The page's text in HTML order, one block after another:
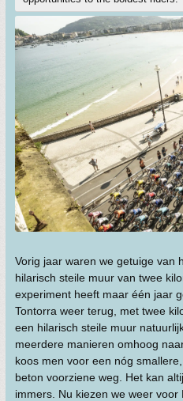
Vorig jaar waren we getuige van
hilarisch steile muur van twee
experiment heeft maar één jaar
Tontorra weer terug, met twee
een hilarisch steile muur
meerdere manieren omhoog
koos men voor een nóg
beton voorziene weg. Het kan
immers. Nu kiezen we weer